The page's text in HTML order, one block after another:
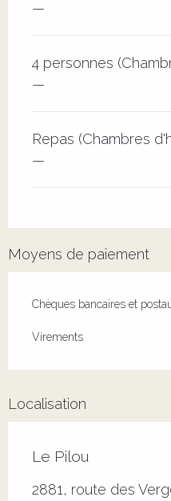
—
4 personnes
—
Repas (Chambres
—
Moyens de paiement
Chèques bancaires et
Virements
Localisation
Le Pilou
2881, route des